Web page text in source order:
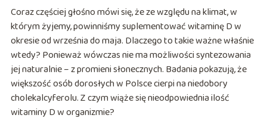
Coraz częściej głośno mówi się, że ze względu na klimat, w
którym żyjemy, powinniśmy suplementować witaminę D w
okresie od września do maja. Dlaczego to takie ważne właśnie
wtedy? Ponieważ wówczas nie ma możliwości syntezowania
jej naturalnie – z promieni słonecznych. Badania pokazują, że
większość osób dorosłych w Polsce cierpi na niedobory
cholekalcyferolu. Z czym wiąże się nieodpowiednia ilość
witaminy D w organizmie?